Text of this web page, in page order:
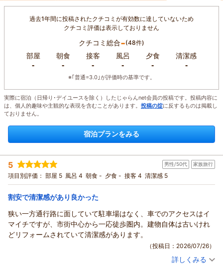
過去1年間に投稿されたクチコミが有効数に達していないため
クチコミ評価は表示しておりません
クチコミ総合-(48件)
部屋
-
朝食
-
接客
-
風呂
-
夕食
-
清潔感
-
※｢普通=3.0｣が評価時の基準です。
実際に宿泊（日帰り･デイユースを除く）したじゃらんnet会員の投稿です。投稿内容に
は、個人的趣味や主観的な表現を含むことがあります。 投稿の掟に反するものは掲載し
ておりません。
宿泊プランをみる
5 男性/50代 家族旅行
項目別評価： 部屋 5 風呂 4 朝食 - 夕食 - 接客 4 清潔感 5
割安で清潔感があり良かった
狭い一方通行路に面していて駐車場はなく、車でのアクセスはイ
マイチですが、市街中心から一応徒歩圏内。建物自体は古いけれ
どリフォームされていて清潔感があります。
（投稿日：2026/07/26）
詳しくみる